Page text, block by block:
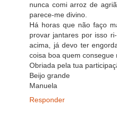
nunca comi arroz de
parece-me divino.
Há horas que não faço
provar jantares por isso
acima, já devo ter
coisa boa quem consegue
Obriada pela tua
Beijo grande
Manuela
Responder